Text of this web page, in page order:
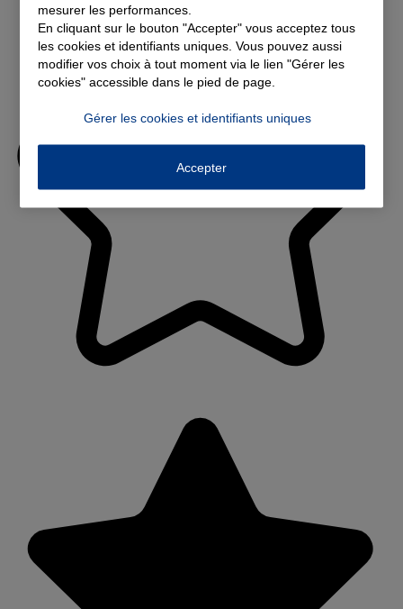
mesurer les performances.
En cliquant sur le bouton "Accepter" vous acceptez tous
les cookies et identifiants uniques. Vous pouvez aussi
modifier vos choix à tout moment via le lien "Gérer les
cookies" accessible dans le pied de page.
Gérer les cookies et identifiants uniques
Accepter